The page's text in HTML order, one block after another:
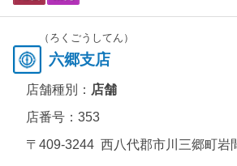
（ろくごうしてん）
六郷支店
店舗種別： 店舗
店番号：353
〒409-3244 西八代郡市川三郷町岩